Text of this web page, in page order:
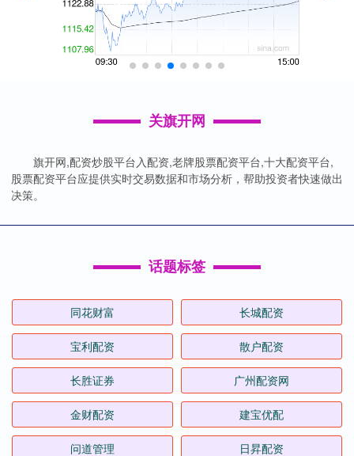
关旗开网
旗开网,配资炒股平台入配资,老牌股票配资平台,十大配资平台,
股票配资平台应提供实时交易数据和市场分析，帮助投资者快速做出
决策。
话题标签
同花财富 长城配资
宝利配资 散户配资
长胜证券 广州配资网
金财配资 建宝优配
问道管理 日昇配资